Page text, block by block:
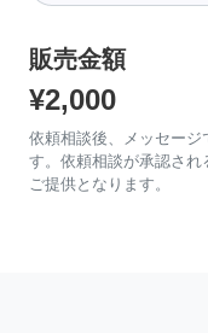
販売金額
¥2,000
依頼相談後、メッセージ
す。依頼相談が承認さ
ご提供となります。